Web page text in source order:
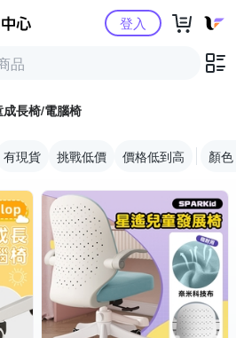
Yahoo購物中心登入
成長椅/電腦椅
有現貨 挑戰低價 價格低到高 顏色